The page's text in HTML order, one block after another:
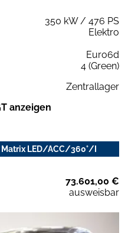
350 kW / 476 PS
Elektro
Euro6d
4 (Green)
Zentrallager
anzeigen
Matrix LED/ACC/360°/I
73.601,00 €
ausweisbar